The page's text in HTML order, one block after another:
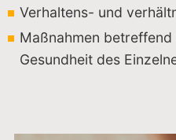
Verhaltens- und
Maßnahmen
Gesundheit des